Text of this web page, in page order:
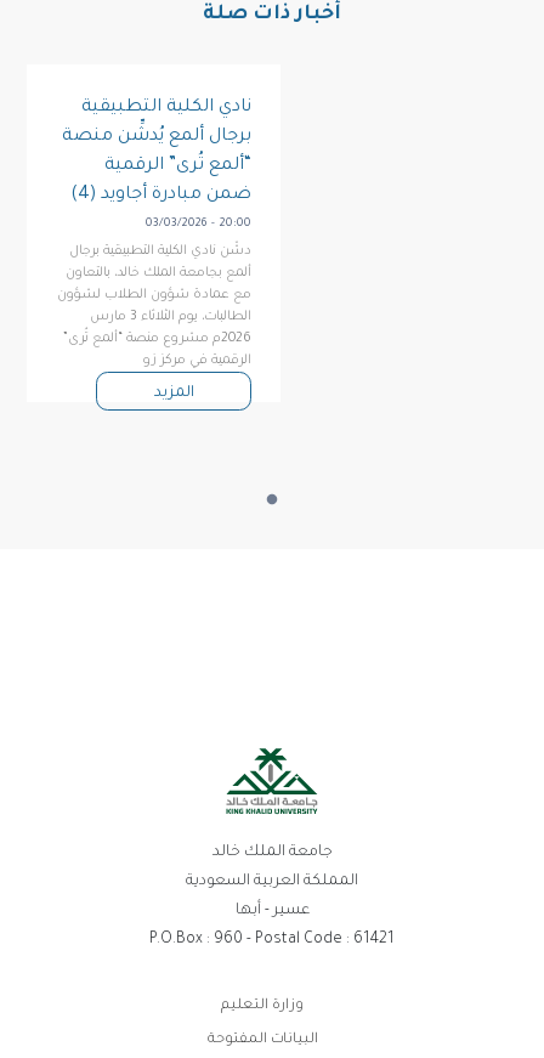
أخبار ذات صلة
نادي الكلية التطبيقية
برجال ألمع يُدشِّن منصة
“ألمع تُرى” الرقمية
ضمن مبادرة أجاويد (4)
03/03/2026 - 20:00
دشّن نادي الكلية التطبيقية برجال
ألمع بجامعة الملك خالد، بالتعاون
مع عمادة شؤون الطلاب لشؤون
الطالبات، يوم الثلاثاء 3 مارس
2026م مشروع منصة “ألمع تُرى”
الرقمية في مركز زو
المزيد
جامعة الملك خالد
المملكة العربية السعودية
عسير - أبها
P.O.Box : 960 - Postal Code : 61421
وزارة التعليم
البيانات المفتوحة